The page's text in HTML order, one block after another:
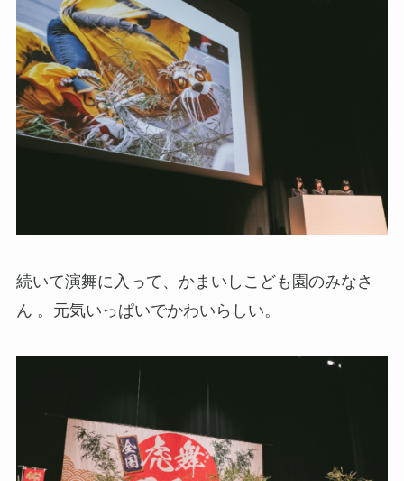
続いて演舞に入って、かまいしこども園のみなさ
ん 。元気いっぱいでかわいらしい。